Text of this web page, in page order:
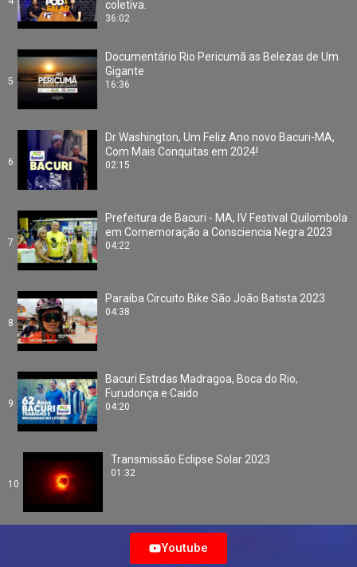
coletiva.
36:02
5
Documentário Rio Pericumã as Belezas de Um
Gigante
16:36
6
Dr Washington, Um Feliz Ano novo Bacuri-MA,
Com Mais Conquitas em 2024!
02:15
7
Prefeitura de Bacuri - MA, IV Festival Quilombola
em Comemoração a Consciencia Negra 2023
04:22
8
Paraíba Circuito Bike São João Batista 2023
04:38
9
Bacuri Estrdas Madragoa, Boca do Rio,
Furudonça e Caido
04:20
10
Transmissão Eclipse Solar 2023
01:32
Youtube